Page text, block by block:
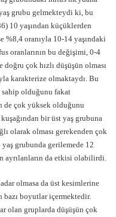
grubu gelmekteydi ki, bu
10 yaşından küçüklerden
%8,4 oranıyla 10-14 yaşındaki
oranlarının bu değişimi, 0-4
çok hızlı düşüşün olması
karakterize olmaktaydı. Bu
sahip olduğunu fakat
de çok yüksek olduğunu
bir üst yaş grubuna
olarak olması gerekenden çok
grubunda gerilemede 12
ayrılanların da etkisi olabilirdi.
olmasa da üst kesimlerine
bazı boyutlar içermektedir.
olan gruplarda düşüşün çok